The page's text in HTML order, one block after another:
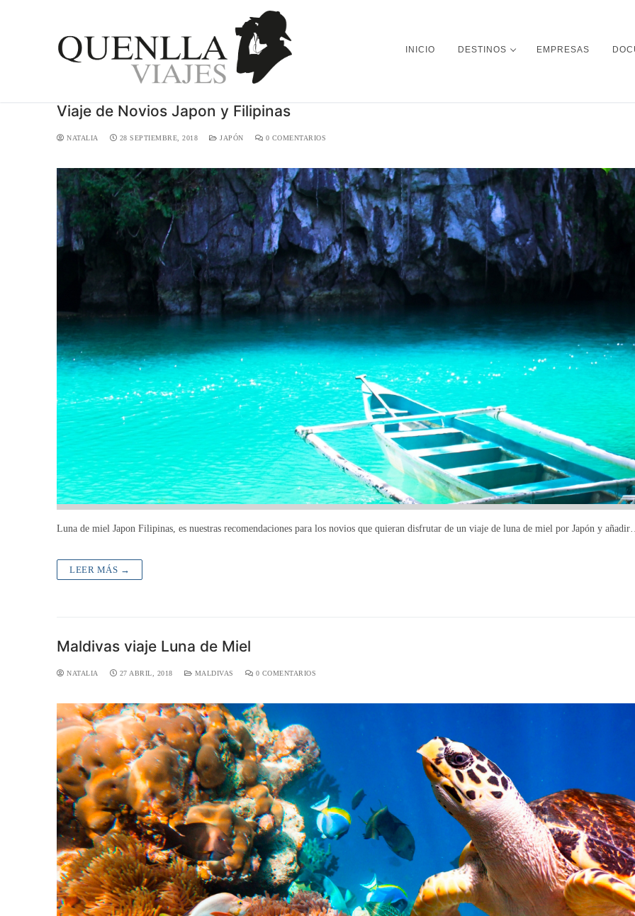
INICIO DESTINOS EMPRESAS
Viaje de Novios Japon y Filipinas
NATALIA 28 SEPTIEMBRE, 2018 JAPÓN 0 COMENTARIOS
Luna de miel Japon Filipinas, es nuestras recomendaciones para los novios que quieran disfrutar de un viaje de luna de miel por Japón y
LEER MÁS →
Maldivas viaje Luna de Miel
NATALIA 27 ABRIL, 2018 MALDIVAS 0 COMENTARIOS